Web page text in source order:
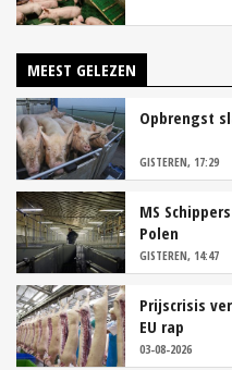
MEEST GELEZEN
Opbrengst
GISTEREN, 17:29
MS
Polen
GISTEREN, 14:47
Prijscrisis
EU rap
03-08-2026